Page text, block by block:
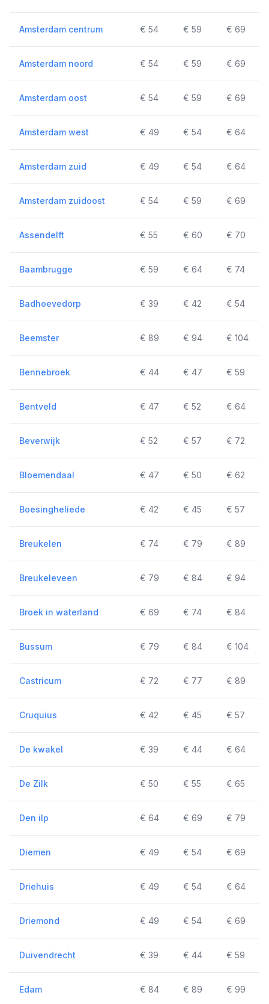
Amsterdam centrum € 54 € 59 € 69
Amsterdam noord € 54 € 59 € 69
Amsterdam oost € 54 € 59 € 69
Amsterdam west € 49 € 54 € 64
Amsterdam zuid € 49 € 54 € 64
Amsterdam zuidoost € 54 € 59 € 69
Assendelft € 55 € 60 € 70
Baambrugge € 59 € 64 € 74
Badhoevedorp € 39 € 42 € 54
Beemster € 89 € 94 € 104
Bennebroek € 44 € 47 € 59
Bentveld € 47 € 52 € 64
Beverwijk € 52 € 57 € 72
Bloemendaal € 47 € 50 € 62
Boesingheliede € 42 € 45 € 57
Breukelen € 74 € 79 € 89
Breukeleveen € 79 € 84 € 94
Broek in waterland € 69 € 74 € 84
Bussum € 79 € 84 € 104
Castricum € 72 € 77 € 89
Cruquius € 42 € 45 € 57
De kwakel € 39 € 44 € 64
De Zilk € 50 € 55 € 65
Den ilp € 64 € 69 € 79
Diemen € 49 € 54 € 69
Driehuis € 49 € 54 € 64
Driemond € 49 € 54 € 69
Duivendrecht € 39 € 44 € 59
Edam € 84 € 89 € 99